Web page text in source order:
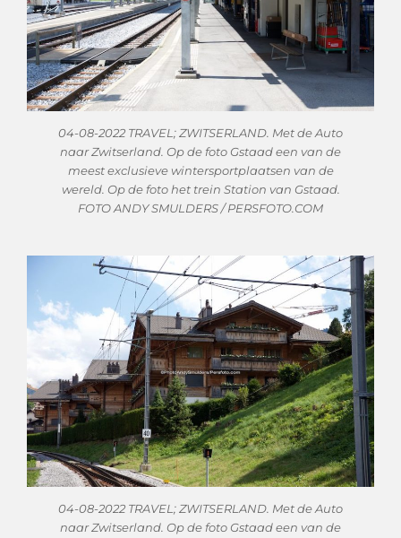
04-08-2022 TRAVEL; ZWITSERLAND. Met de Auto
naar Zwitserland. Op de foto Gstaad een van de
meest exclusieve wintersportplaatsen van de
wereld. Op de foto het trein Station van Gstaad.
FOTO ANDY SMULDERS / PERSFOTO.COM
04-08-2022 TRAVEL; ZWITSERLAND. Met de Auto
naar Zwitserland. Op de foto Gstaad een van de